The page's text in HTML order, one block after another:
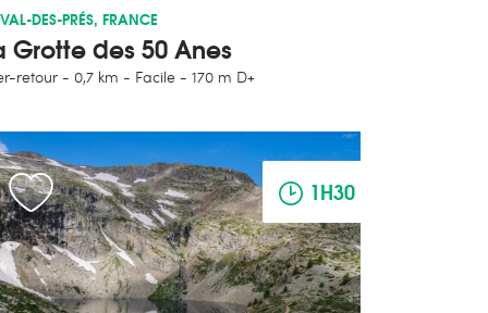
VAL-DES-PRÉS, FRANCE
Grotte des 50 Anes
retour 0,7 km Facile 170 m D+
1H30